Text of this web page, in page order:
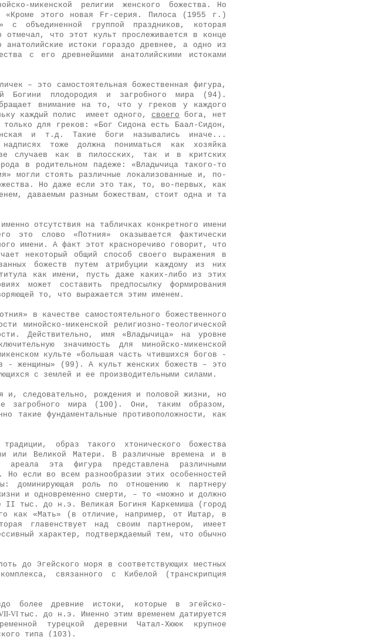
микенской религии женского божества.
Но
«Кроме этого новая Fr -серия. Пилоса (1955 г.)
с объе­диненной группой праздников, которая
что этот культ прослеживается в конце
истоки гораздо древнее, а одно из
с его древнейшими анатолийскими истоками
– это самостоятельная божественная фигура,
Богини плодородия и загробного мира (94).
внимание на то, что у греков у каждого
каждый полис имеет одного, своего бога, нет
для греков: «Бог Сидона есть Баал-Сидон,
и т.д.
Такие боги назывались иначе...
тоже должна пониматься как хозяйка
случаев как в пилосских, так и в критских
в родительном падеже: «Владычица такого-то
могли стоять различные локализован­ные и, по-
Но даже если это так, то, во-первых, как
даваемым разным божествам, стоит одна и та
отсутствия на табличках конкретного имени
это слово «Потния» оказы­вается фактически
имени. А факт этот красноречиво говорит, что
не­который общий способ своего выражения в
божеств путем атрибуции каждому из них
как имени, пусть даже каких-либо из этих
может составить предпосылку формирования
то, что выражается этим именем.
в качестве самостоятельного божественного
минойско-микенской религиозно-теологической
Действительно, имя «Владычица» на уровне
значимость для минойско-микенской
культе «большая часть чтившихся богов -
- женщины» (99). А культ женских божеств – это
с землей и ее производительными силами .
и, следовательно, рождения и половой жизни, но
загробного мира (100).
Они, таким образом,
такие фундаментальные противоположности, как
образ такого хтонического божества
или Великой Матери. В различные времена и в
ареала эта фигура представлена различными
Но если во всем разнообразии этих особенностей
доминирующая роль по отношению к партнеру
и одновременно смерти, – то «можно и должно
II тыс. до н.э. Ве­ликая Богиня Каркемиша (город
как «Мать» (в отличие, например, от Иштар, в
главенствует над своим партнером, имеет
характер, подтверждаемый тем, что обычно
до Эгейского моря в соответствующих местных
связанного с Кибелой (транскрипция
более древние истоки, которые в эгейско-
VIтыс. до н.э. Именно этим временем датируется
турецкой деревни Чатал-Хююк крупное
типа (103).